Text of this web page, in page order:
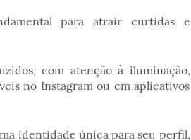
para atrair curtidas e
com atenção à iluminação,
no Instagram ou em aplicativos
identidade única para seu perfil,